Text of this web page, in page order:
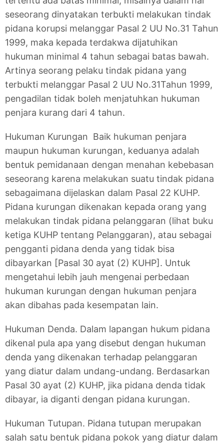
seseorang dinyatakan terbukti melakukan tindak
pidana korupsi melanggar Pasal 2 UU No.31 Tahun
1999, maka kepada terdakwa dijatuhikan
hukuman minimal 4 tahun sebagai batas bawah.
Artinya seorang pelaku tindak pidana yang
terbukti melanggar Pasal 2 UU No.31Tahun 1999,
pengadilan tidak boleh menjatuhkan hukuman
penjara kurang dari 4 tahun.
Hukuman Kurungan Baik hukuman penjara
maupun hukuman kurungan, keduanya adalah
bentuk pemidanaan dengan menahan kebebasan
seseorang karena melakukan suatu tindak pidana
sebagaimana dijelaskan dalam Pasal 22 KUHP.
Pidana kurungan dikenakan kepada orang yang
melakukan tindak pidana pelanggaran (lihat buku
ketiga KUHP tentang Pelanggaran), atau sebagai
pengganti pidana denda yang tidak bisa
dibayarkan [Pasal 30 ayat (2) KUHP]. Untuk
mengetahui lebih jauh mengenai perbedaan
hukuman kurungan dengan hukuman penjara
akan dibahas pada kesempatan lain.
Hukuman Denda. Dalam lapangan hukum pidana
dikenal pula apa yang disebut dengan hukuman
denda yang dikenakan terhadap pelanggaran
yang diatur dalam undang-undang. Berdasarkan
Pasal 30 ayat (2) KUHP, jika pidana denda tidak
dibayar, ia diganti dengan pidana kurungan.
Hukuman Tutupan. Pidana tutupan merupakan
salah satu bentuk pidana pokok yang diatur dalam